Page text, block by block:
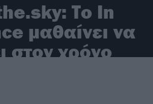
Το In
μαθαίνει να
στον χρόνο